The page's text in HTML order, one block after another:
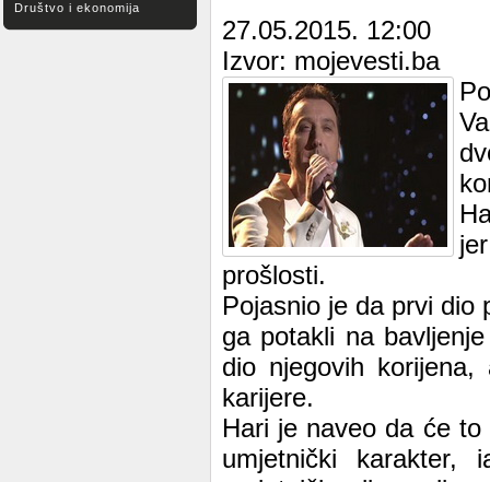
Društvo i ekonomija
27.05.2015. 12:00
Izvor: mojevesti.ba
prošlosti.
Pojasnio je da prvi dio
ga potakli na
dio njegovih
karijere.
Hari je naveo da će
umjetnički karakter,